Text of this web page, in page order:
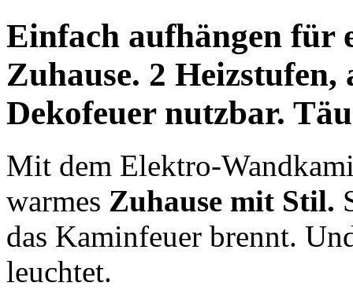
Einfach aufhängen für
Zuhause. 2 Heizstufen,
Dekofeuernutzbar.
Mit dem Elektro-
warmes Zuhause mit Stil.
das Kaminfeuer brennt.
leuchtet.